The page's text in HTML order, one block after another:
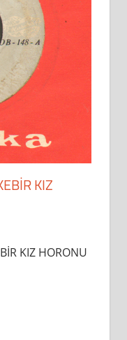
KIZ
KIZ HORONU